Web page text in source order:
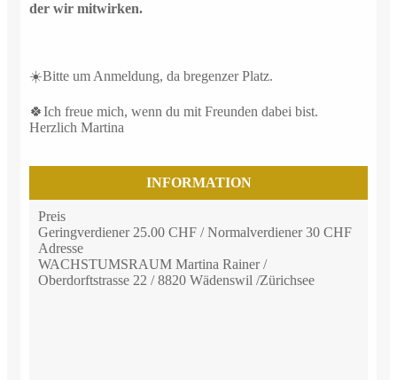
der wir mitwirken.
☀️Bitte um Anmeldung, da bregenzer Platz.
🍀Ich freue mich, wenn du mit Freunden dabei bist.
Herzlich Martina
INFORMATION
Preis
Geringverdiener 25.00 CHF / Normalverdiener 30 CHF
Adresse
WACHSTUMSRAUM Martina Rainer /
Oberdorftstrasse 22 / 8820 Wädenswil /Zürichsee